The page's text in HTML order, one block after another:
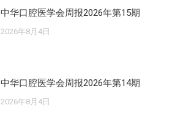
中华口腔医学会周报2026年第15期
2026年8月4日
中华口腔医学会周报2026年第14期
2026年8月4日